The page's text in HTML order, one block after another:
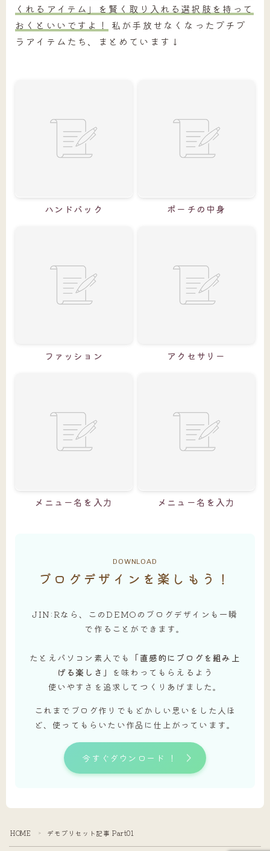
くれるアイテム」を賢く取り入れる選択肢を持って
おくといいですよ！
私が手放せなくなったプチプ
ラアイテムたち、まとめています↓
ハンドバック ポーチの中身
ファッション アクセサリー
メニュー名を入力 メニュー名を入力
DOWNLOAD
ブログデザインを楽しもう！
JIN:Rなら、このDEMOのブログデザインも一瞬
で作ることができます。
たとえパソコン素人でも
「直感的にブログを組み上
げる楽しさ」
を味わってもらえるよう
使いやすさを追求してつくりあげました。
これまでブログ作りでもどかしい思いをした人ほ
ど、使ってもらいたい作品に仕上がっています。
今すぐダウンロード ！
HOME ＞ デモプリセット記事 Part01